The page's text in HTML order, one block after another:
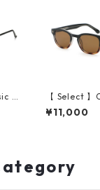
C
【 Select 】
quare
uality
¥11,000